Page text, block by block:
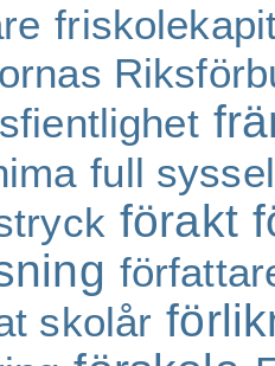
full
förakt
skolår